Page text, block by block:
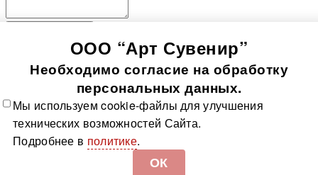
Значки-медали
Использование информации, содержащейся на сайте, в том
числе фото продукции, без согласия правообладателя, влечет
возникновение ответственности согласно ст. 1250-1252 ГК
РФ, ст. 7.12 КоАП РФ и ст. 146, 147 УК РФ
Все значки Все медали О компании Контакты
изготовления Политика в отношении обработки
персональных данных Доставка и оплата
ООО “Арт Сувенир”
Необходимо согласие на обработку
персональных данных.
Мы используем cookie-файлы для улучшения
технических возможностей Сайта.
Подробнее в политике.
ОК